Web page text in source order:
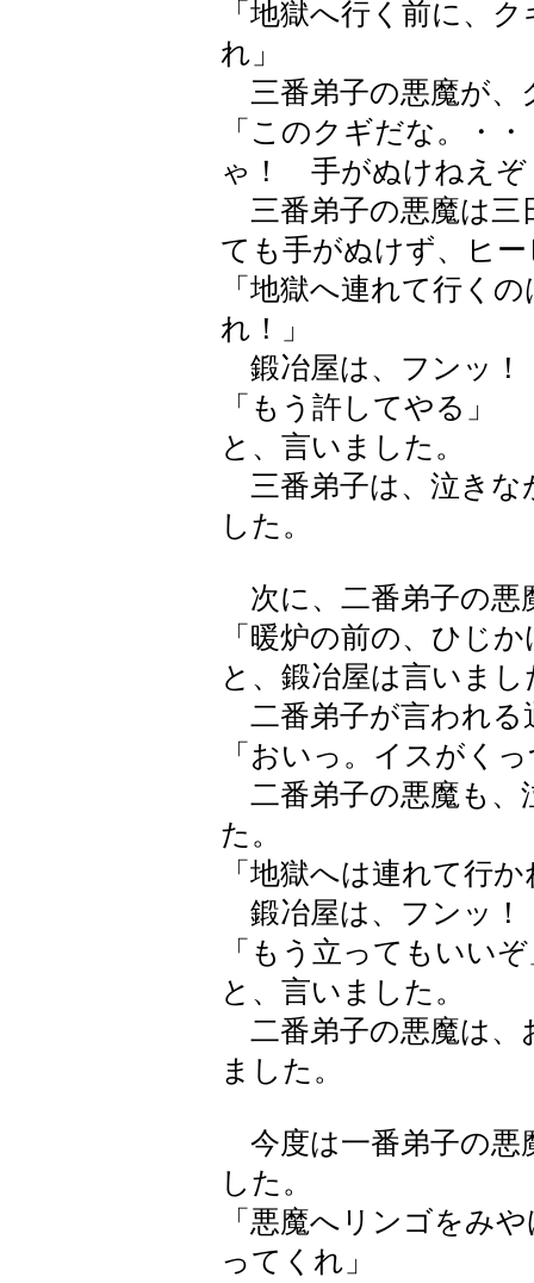
「地獄へ行く前に、
れ」
三番弟子の悪魔が、
「このクギだな。・
ゃ！ 手がぬけねえぞ
三番弟子の悪魔は三
ても手がぬけず、ヒ
「地獄へ連れて行く
れ！」
鍛冶屋は、フンッ
「もう許してやる」
と、言いました。
三番弟子は、泣きな
した。
次に、二番弟子の悪
「暖炉の前の、ひじ
と、鍛冶屋は言いまし
二番弟子が言われる
「おいっ。イスがく
二番弟子の悪魔も、
た。
「地獄へは連れて行
鍛冶屋は、フンッ
「もう立ってもいい
と、言いました。
二番弟子の悪魔は、
ました。
今度は一番弟子の悪
した。
「悪魔へリンゴをみ
ってくれ」